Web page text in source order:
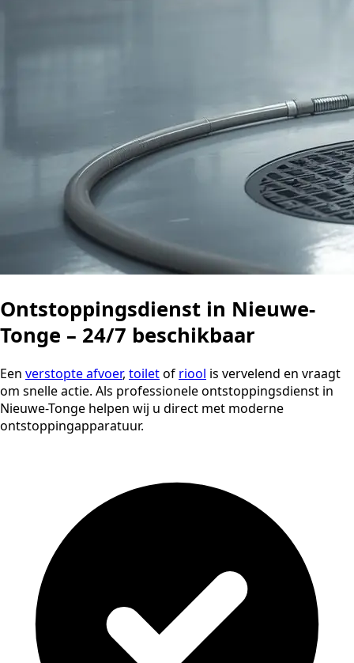
Ontstoppingsdienst in Nieuwe-
Tonge – 24/7 beschikbaar
Een verstopte afvoer, toiletof riool is vervelend en vraagt
om snelle actie. Als professionele ontstoppingsdienst in
Nieuwe-Tonge helpen wij u direct met moderne
ontstoppingapparatuur.